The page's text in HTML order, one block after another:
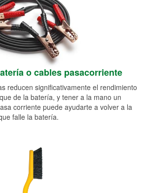
o cables pasacorriente
reducen significativamente el rendimiento
de la batería, y tener a la mano un
corriente puede ayudarte a volver a la
falle la batería.